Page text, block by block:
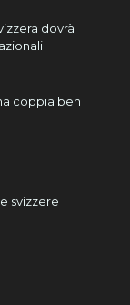
dovrà
coppia ben
svizzere